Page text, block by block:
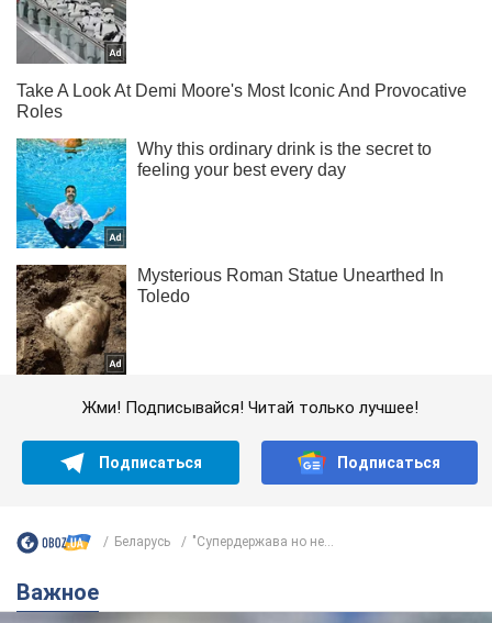
Жми! Подписывайся! Читай только лучшее!
Подписаться Подписаться
Беларусь "Супердержава но не...
Важное